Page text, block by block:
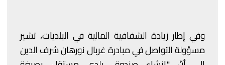
وفي إطار زيادة الشفافية المالية في البلديات، تشير
مسؤولة التواصل في مبادرة غربال نورهان شرف الدين